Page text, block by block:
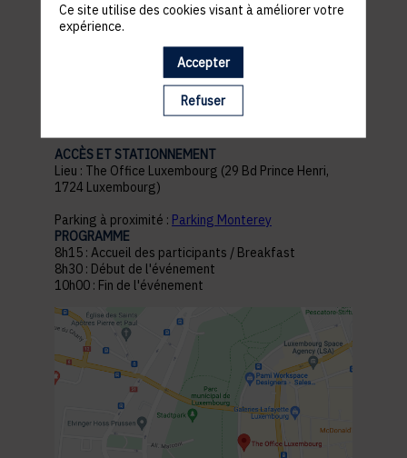
Informations
pratiques
ACCÈS ET STATIONNEMENT
Lieu : The Office Luxembourg (29 Bd Prince Henri,
1724 Luxembourg)
Parking à proximité : Parking Monterey
PROGRAMME
8h15 : Accueil des participants / Breakfast
8h30 : Début de l'événement
10h00 : Fin de l'événement
Ce site utilise des cookies visant à améliorer votre
expérience.
Accepter
Refuser